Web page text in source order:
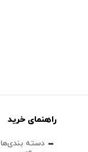
راهنمای خرید
دسته بندی‌ها